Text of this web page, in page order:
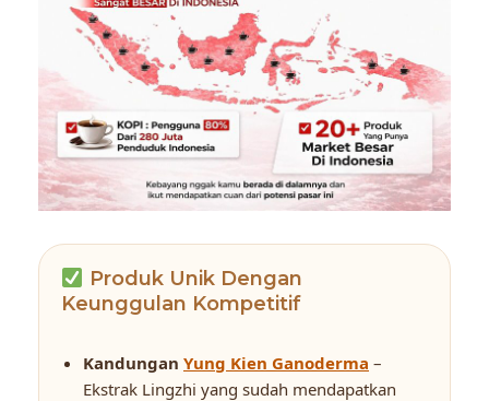
Produk Unik Dengan
Keunggulan Kompetitif
Kandungan Yung Kien Ganoderma –
Ekstrak Lingzhi yang sudah mendapatkan